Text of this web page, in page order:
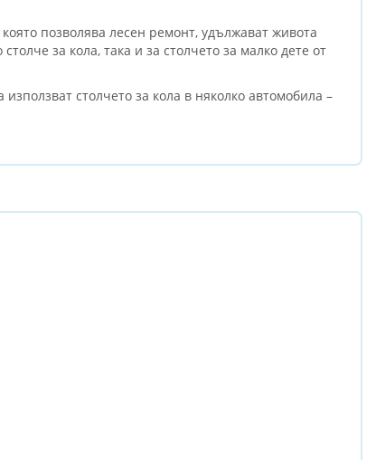
позволява лесен ремонт, удължават живота
за кола, така и за столчето за малко дете от
столчето за кола в няколко автомобила –